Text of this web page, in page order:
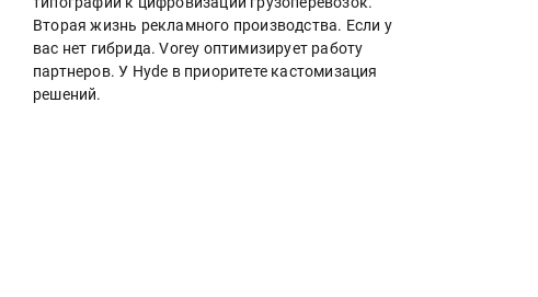
Вторая жизнь рекламного производства. Если у
вас нет гибрида. Vorey оптимизирует работу
партнеров. У Hyde в приоритете кастомизация
решений.